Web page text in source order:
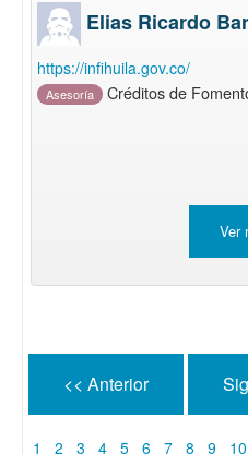
Elias Ricardo
https://infihuila.gov.co/
Asesoría Créditos de
Ver
<< Anterior
1 2 3 4 5 6 7 8 9 10